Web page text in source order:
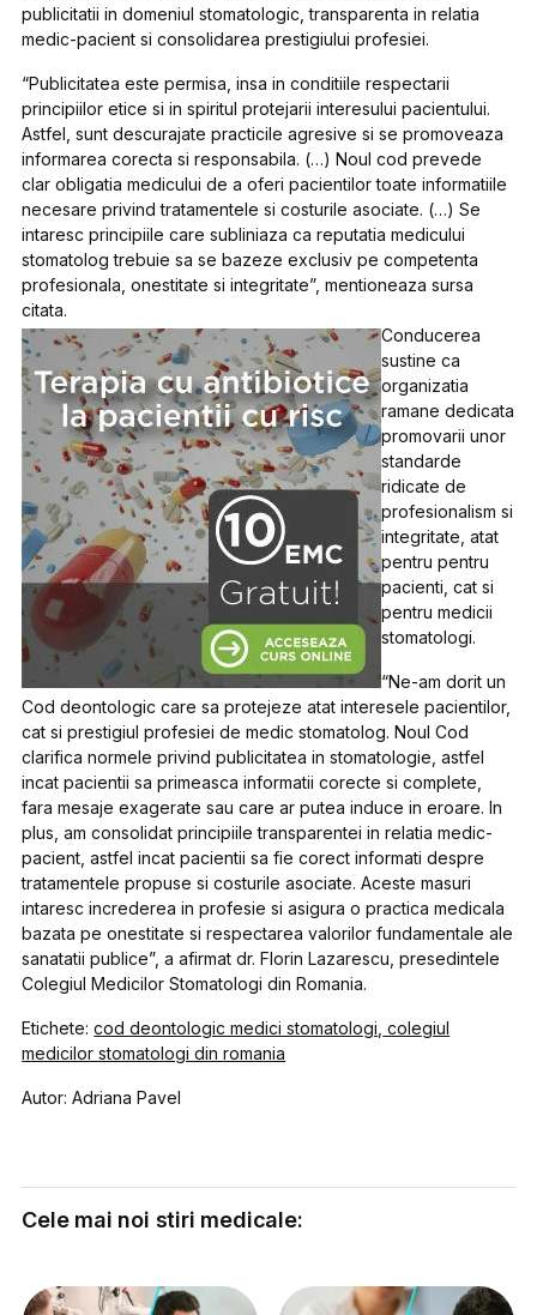
publicitatii in domeniul stomatologic, transparenta in relatia
medic-pacient si consolidarea prestigiului profesiei.
“Publicitatea este permisa, insa in conditiile respectarii
principiilor etice si in spiritul protejarii interesului pacientului.
Astfel, sunt descurajate practicile agresive si se promoveaza
informarea corecta si responsabila. (…) Noul cod prevede
clar obligatia medicului de a oferi pacientilor toate informatiile
necesare privind tratamentele si costurile asociate. (…) Se
intaresc principiile care subliniaza ca reputatia medicului
stomatolog trebuie sa se bazeze exclusiv pe competenta
profesionala, onestitate si integritate”, mentioneaza sursa
citata.
Conducerea
sustine ca
organizatia
ramane dedicata
promovarii unor
standarde
ridicate de
profesionalism si
integritate, atat
pentru pentru
pacienti, cat si
pentru medicii
stomatologi.
“Ne-am dorit un
Cod deontologic care sa protejeze atat interesele pacientilor,
cat si prestigiul profesiei de medic stomatolog. Noul Cod
clarifica normele privind publicitatea in stomatologie, astfel
incat pacientii sa primeasca informatii corecte si complete,
fara mesaje exagerate sau care ar putea induce in eroare. In
plus, am consolidat principiile transparentei in relatia medic-
pacient, astfel incat pacientii sa fie corect informati despre
tratamentele propuse si costurile asociate. Aceste masuri
intaresc increderea in profesie si asigura o practica medicala
bazata pe onestitate si respectarea valorilor fundamentale ale
sanatatii publice”, a afirmat dr. Florin Lazarescu, presedintele
Colegiul Medicilor Stomatologi din Romania.
Etichete:cod deontologic medici stomatologi colegiul
medicilor stomatologi din romania
Autor: Adriana Pavel
Cele mai noi stiri medicale: